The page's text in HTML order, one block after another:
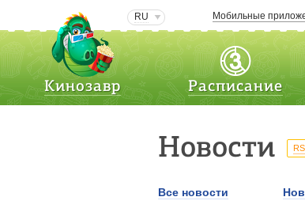
RU Мобильные
Кинозавр Расписание
Новости
Все новости